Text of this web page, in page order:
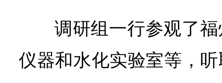
调研组一行参观了
仪器和水化实验室等，